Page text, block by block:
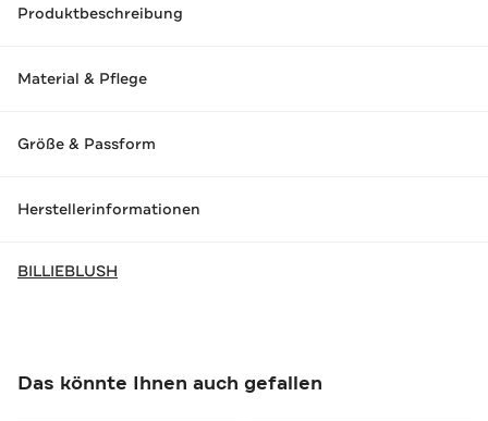
Produktbeschreibung
Material & Pflege
Größe & Passform
Herstellerinformationen
BILLIEBLUSH
Das könnte Ihnen auch gefallen